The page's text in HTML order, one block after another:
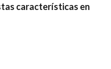
características en